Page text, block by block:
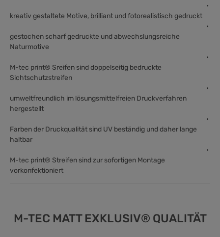
•
kreativ gestaltete Motive, brilliant und fotorealistisch gedruckt
•
gestochen scharf gedruckte und abwechslungsreiche
Naturmotive
•
M-tec print® Sreifen sind doppelseitig bedruckte
Sichtschutzstreifen
•
umweltfreundlich im lösungsmittelfreien Druckverfahren
hergestellt
•
Farben der Druckqualität sind UV beständig und daher lange
haltbar
•
M-tec print® Streifen sind zur sofortigen Montage
vorkonfektioniert
M-TEC MATT EXKLUSIV® QUALITÄT